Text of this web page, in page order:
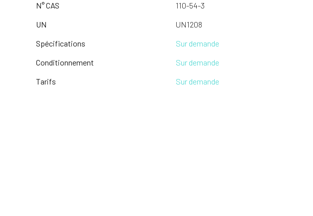
N° CAS
110-54-3
UN
UN1208
Spécifications
Sur demande
Conditionnement
Sur demande
Tarifs
Sur demande